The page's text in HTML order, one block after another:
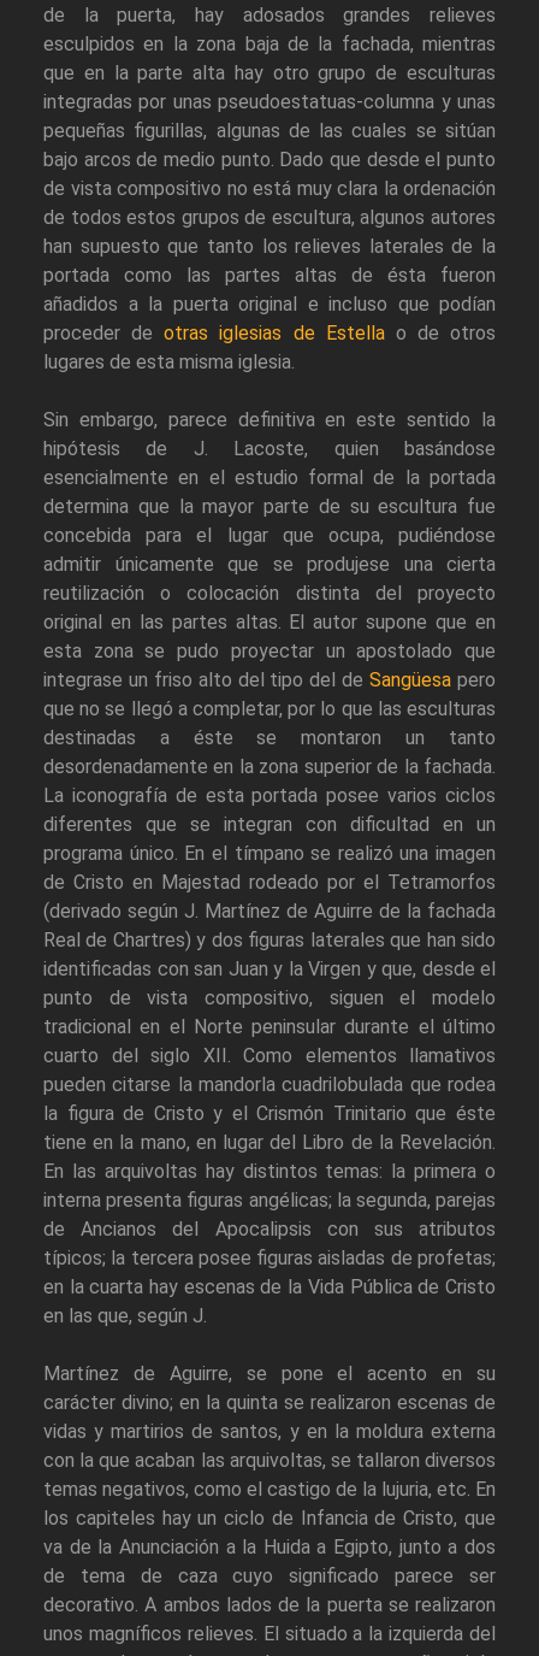
de la puerta, hay adosados grandes relieves
esculpidos en la zona baja de la fachada, mientras
que en la parte alta hay otro grupo de esculturas
integradas por unas pseudoestatuas-columna y unas
pequeñas figurillas, algunas de las cuales se sitúan
bajo arcos de medio punto. Dado que desde el punto
de vista compositivo no está muy clara la ordenación
de todos estos grupos de escultura, algunos autores
han supuesto que tanto los relieves laterales de la
portada como las partes altas de ésta fueron
añadidos a la puerta original e incluso que podían
proceder deotras iglesias de Estellao de otros
lugares de esta misma iglesia.
Sin embargo, parece definitiva en este sentido la
hipótesis de J. Lacoste, quien basándose
esencialmente en el estudio formal de la portada
determina que la mayor parte de su escultura fue
concebida para el lugar que ocupa, pudiéndose
admitir únicamente que se produjese una cierta
reutilización o colocación distinta del proyecto
original en las partes altas. El autor supone que en
esta zona se pudo proyectar un apostolado que
integrase un friso alto del tipo del deSangüesa pero
que no se llegó a completar, por lo que las esculturas
destinadas a éste se montaron un tanto
desordenadamente en la zona superior de la fachada.
La iconografía de esta portada posee varios ciclos
diferentes que se integran con dificultad en un
programa único. En el tímpano se realizó una imagen
de Cristo en Majestad rodeado por el Tetramorfos
(derivado según J. Martínez de Aguirre de la fachada
Real de Chartres) y dos figuras laterales que han sido
identificadas con san Juan y la Virgen y que, desde el
punto de vista compositivo, siguen el modelo
tradicional en el Norte peninsular durante el último
cuarto del siglo XII. Como elementos llamativos
pueden citarse la mandorla cuadrilobulada que rodea
la figura de Cristo y el Crismón Trinitario que éste
tiene en la mano, en lugar del Libro de la Revelación.
En las arquivoltas hay distintos temas: la primera o
interna presenta figuras angélicas; la segunda, parejas
de Ancianos del Apocalipsis con sus atributos
típicos; la tercera posee figuras aisladas de profetas;
en la cuarta hay escenas de la Vida Pública de Cristo
en las que, según J.
Martínez de Aguirre, se pone el acento en su
carácter divino; en la quinta se realizaron escenas de
vidas y martirios de santos, y en la moldura externa
con la que acaban las arquivoltas, se tallaron diversos
temas negativos, como el castigo de la lujuria, etc. En
los capiteles hay un ciclo de Infancia de Cristo, que
va de la Anunciación a la Huida a Egipto, junto a dos
de tema de caza cuyo significado parece ser
decorativo. A ambos lados de la puerta se realizaron
unos magníficos relieves. El situado a la izquierda del